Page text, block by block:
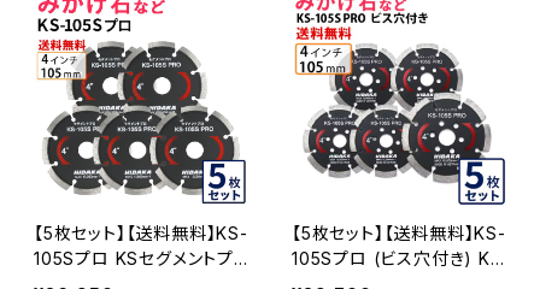
イヤモンドカッター 刃キワ
切り コーナーカット 水平切
断 KS-105SPRO-OF15-0
り コーナーカット 水平切断
KS-105SPRO-OF20-03
【5枚セット】【送料無料】KS-
105Sプロ KSセグメントプ
ロ 4インチ 105mm みかげ
【5枚セット】【送料無料】KS-
105Sプロ (ビス穴付き) KS
セグメントプロ 4インチ 105